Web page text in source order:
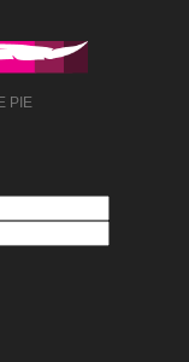
PIE